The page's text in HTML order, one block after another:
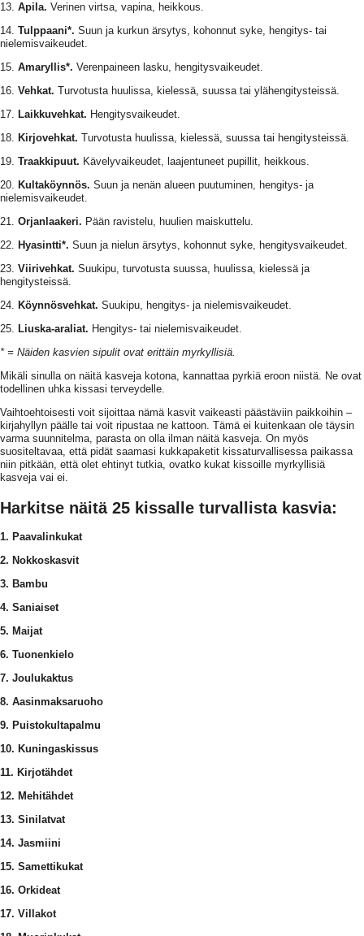
13. Apila. Verinen virtsa, vapina, heikkous.
14. Tulppaani*. Suun ja kurkun ärsytys, kohonnut syke, hengitys- tai
nielemisvaikeudet.
15. Amaryllis*. Verenpaineen lasku, hengitysvaikeudet.
16. Vehkat. Turvotusta huulissa, kielessä, suussa tai ylähengitysteissä.
17. Laikkuvehkat. Hengitysvaikeudet.
18. Kirjovehkat. Turvotusta huulissa, kielessä, suussa tai hengitysteissä.
19. Traakkipuut. Kävelyvaikeudet, laajentuneet pupillit, heikkous.
20. Kultaköynnös. Suun ja nenän alueen puutuminen, hengitys- ja
nielemisvaikeudet.
21. Orjanlaakeri. Pään ravistelu, huulien maiskuttelu.
22. Hyasintti*. Suun ja nielun ärsytys, kohonnut syke, hengitysvaikeudet.
23. Viirivehkat. Suukipu, turvotusta suussa, huulissa, kielessä ja
hengitysteissä.
24. Köynnösvehkat. Suukipu, hengitys- ja nielemisvaikeudet.
25. Liuska-araliat. Hengitys- tai nielemisvaikeudet.
* = Näiden kasvien sipulit ovat erittäin myrkyllisiä.
Mikäli sinulla on näitä kasveja kotona, kannattaa pyrkiä eroon niistä. Ne ovat
todellinen uhka kissasi terveydelle.
Vaihtoehtoisesti voit sijoittaa nämä kasvit vaikeasti päästäviin paikkoihin –
kirjahyllyn päälle tai voit ripustaa ne kattoon. Tämä ei kuitenkaan ole täysin
varma suunnitelma, parasta on olla ilman näitä kasveja. On myös
suositeltavaa, että pidät saamasi kukkapaketit kissaturvallisessa paikassa
niin pitkään, että olet ehtinyt tutkia, ovatko kukat kissoille myrkyllisiä
kasveja vai ei.
Harkitse näitä 25 kissalle turvallista kasvia:
1. Paavalinkukat
2. Nokkoskasvit
3. Bambu
4. Saniaiset
5. Maijat
6. Tuonenkielo
7. Joulukaktus
8. Aasinmaksaruoho
9. Puistokultapalmu
10. Kuningaskissus
11. Kirjotähdet
12. Mehitähdet
13. Sinilatvat
14. Jasmiini
15. Samettikukat
16. Orkideat
17. Villakot